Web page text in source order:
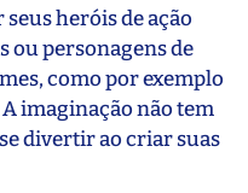
heróis de ação
ou personagens de
como por exemplo
imaginação não tem
divertir ao criar suas